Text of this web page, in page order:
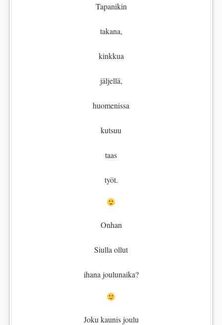
Tapanikin
takana,
kinkkua
jäljellä,
huomenissa
kutsuu
taas
työt.
Onhan
Siulla ollut
ihana joulunaika?
Joku kaunis joulu